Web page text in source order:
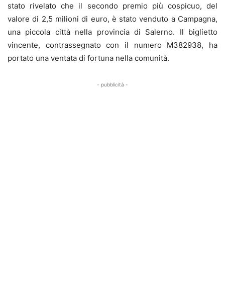
stato rivelato che il secondo premio più cospicuo, del
valore di 2,5 milioni di euro, è stato venduto a Campagna,
una piccola città nella provincia di Salerno. Il biglietto
vincente, contrassegnato con il numero M382938, ha
portato una ventata di fortuna nella comunità.
- pubblicità -